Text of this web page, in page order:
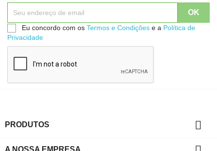
Eu concordo com os Termos e Condições e a Política de
Privacidade
PRODUTOS 